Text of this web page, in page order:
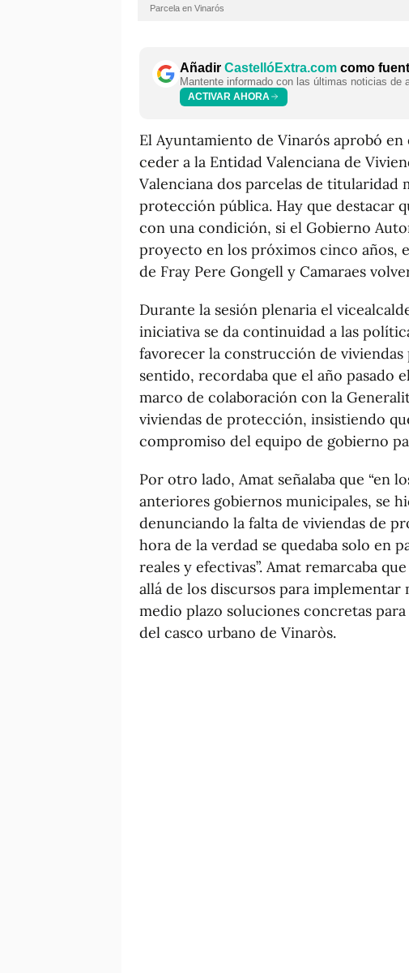
Parcela en Vinarós
Añadir CastellóExtra.com como
Mantente informado con las últimas noticias de
ACTIVAR AHORA
El Ayuntamiento de Vinarós aprobó
ceder a la Entidad Valenciana de
Valenciana dos parcelas de
protección pública. Hay que destacar
con una condición, si el Gobierno
proyecto en los próximos cinco años,
de Fray Pere Gongell y Camaraes
Durante la sesión plenaria el
iniciativa se da continuidad a las
favorecer la construcción de viviendas
sentido, recordaba que el año pasado
marco de colaboración con la
viviendas de protección, insistiendo
compromiso del equipo de gobierno
Por otro lado, Amat señalaba que “en
anteriores gobiernos municipales, se
denunciando la falta de viviendas de
hora de la verdad se quedaba solo en
reales y efectivas”. Amat remarcaba
allá de los discursos para implementar
medio plazo soluciones concretas
del casco urbano de Vinaròs.